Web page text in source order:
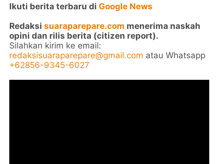
Ikuti berita terbaru diGoogle News
Redaksisuaraparepare.com menerima naskah
opini dan rilis berita (citizen report).
Silahkan kirim ke email:
redaksisuaraparepare@gmail.com atau Whatsapp
+62856-9345-6027